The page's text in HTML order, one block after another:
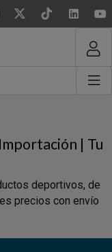
| Tu
deportivos, de
precios con envío